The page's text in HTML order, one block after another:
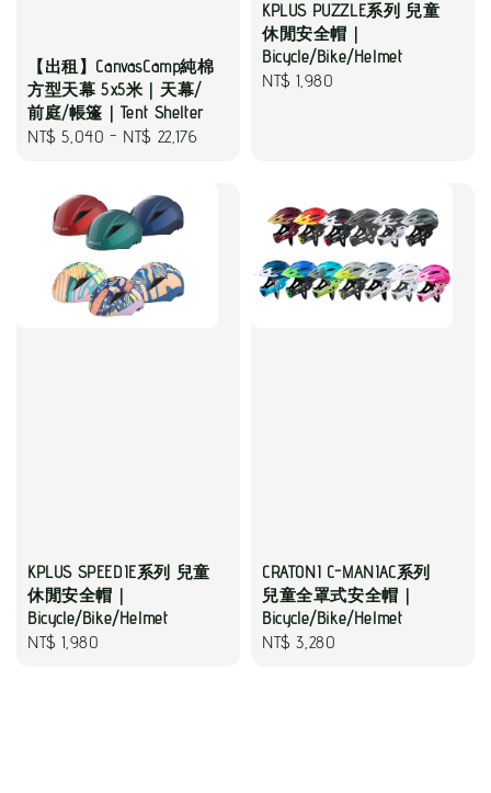
【出租】CanvasCamp純棉
方型天幕 5x5米｜天幕/
前庭/帳篷｜Tent Shelter
Regular
NT$ 5,040 - NT$ 22,176
KPLUS PUZZLE系列 兒童
休閒安全帽｜
Bicycle/Bike/Helmet
Regular
NT$ 1,980
KPLUS SPEEDIE系列 兒童
休閒安全帽｜
Bicycle/Bike/Helmet
Regular
NT$ 1,980
CRATONI C-MANIAC系列
兒童全罩式安全帽｜
Bicycle/Bike/Helmet
Regular
NT$ 3,280